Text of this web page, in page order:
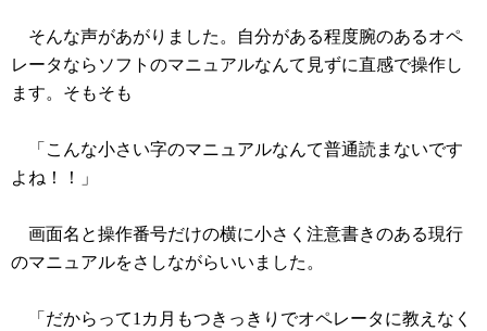
そんな声があがりました。自分がある程度腕のあるオペ
レータならソフトのマニュアルなんて見ずに直感で操作し
ます。そもそも
「こんな小さい字のマニュアルなんて普通読まないです
よね！！」
画面名と操作番号だけの横に小さく注意書きのある現行
のマニュアルをさしながらいいました。
「だからって1カ月もつきっきりでオペレータに教えなく